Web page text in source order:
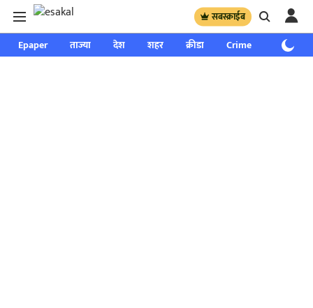
सबस्क्राईब
Epaper ताज्या देश शहर क्रीडा Crime साप्ताहिक